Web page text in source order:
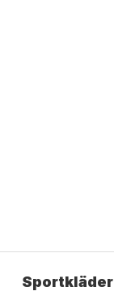
Sportkläder